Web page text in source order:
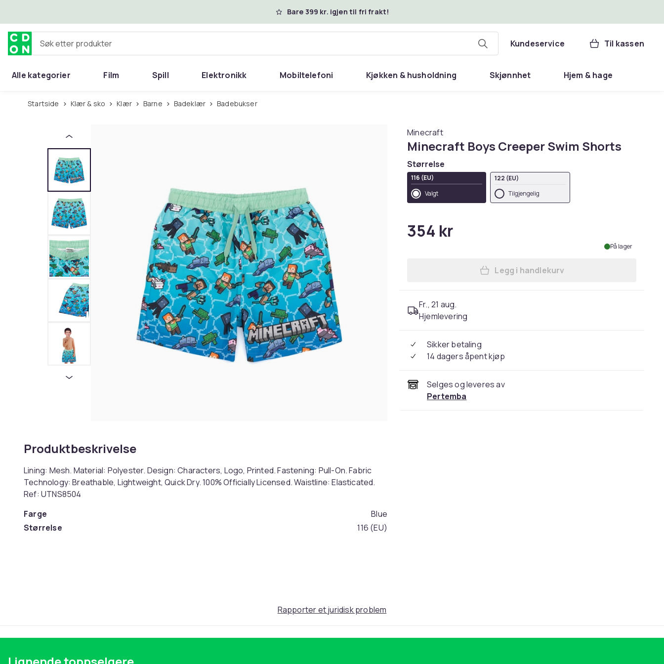
Bare 399 kr. igjen til fri frakt!
Søk etter produkter Kundeservice Til kassen
Alle kategorier Film Spill Elektronikk Mobiltelefoni Kjøkken & husholdning Skjønnhet Hjem & hage
Startside Klær & sko Klær Barne Badeklær Badebukser
Produktbeskrivelse
Lining: Mesh. Material: Polyester. Design: Characters, Logo, Printed. Fastening: Pull-On. Fabric
Technology: Breathable, Lightweight, Quick Dry. 100% Officially Licensed. Waistline: Elasticated.
Ref: UTNS8504
Farge
Blue
Størrelse
116 (EU)
Minecraft
Minecraft Boys Creeper Swim Shorts
Størrelse
116 (EU)
Valgt
122 (EU)
Tilgjengelig
354 kr
På lager
Legg Minecraft Boys Creeper
Legg i handlekurv
Fr., 21 aug.
Hjemlevering
Sikker betaling
14 dagers åpent kjøp
Selges og leveres av
Pertemba
Rapporter et juridisk problem